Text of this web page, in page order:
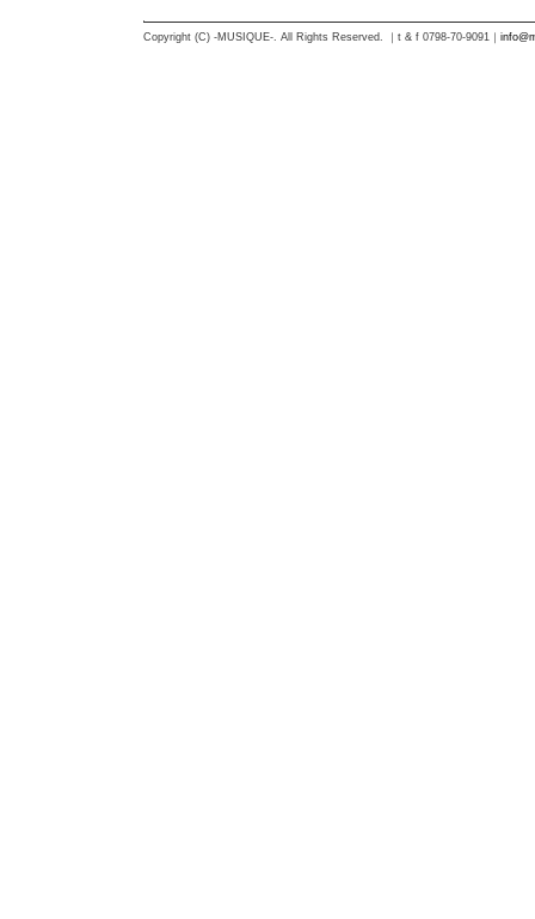
Copyright (C) -MUSIQUE-. All Rights Reserved. ｜t & f 0798-70-9091｜